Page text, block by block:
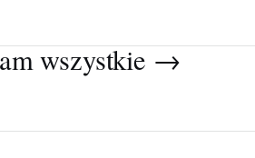
wszystkie →